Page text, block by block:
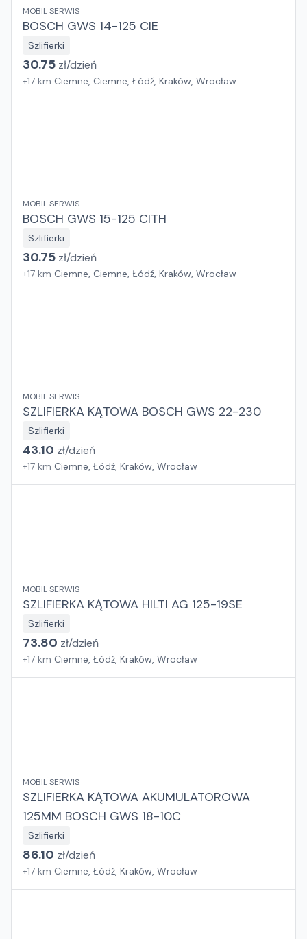
MOBIL SERWIS
BOSCH GWS 14-125 CIE
Szlifierki
30.75 zł/dzień
+17 km Ciemne, Ciemne, Łódź, Kraków, Wrocław
MOBIL SERWIS
BOSCH GWS 15-125 CITH
Szlifierki
30.75 zł/dzień
+17 km Ciemne, Ciemne, Łódź, Kraków, Wrocław
MOBIL SERWIS
SZLIFIERKA KĄTOWA BOSCH GWS 22-230
Szlifierki
43.10 zł/dzień
+17 km Ciemne, Łódź, Kraków, Wrocław
MOBIL SERWIS
SZLIFIERKA KĄTOWA HILTI AG 125-19SE
Szlifierki
73.80 zł/dzień
+17 km Ciemne, Łódź, Kraków, Wrocław
MOBIL SERWIS
SZLIFIERKA KĄTOWA AKUMULATOROWA
125MM BOSCH GWS 18-10C
Szlifierki
86.10 zł/dzień
+17 km Ciemne, Łódź, Kraków, Wrocław